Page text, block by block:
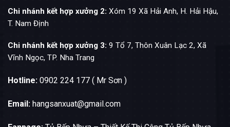
Chi nhánh kết hợp xưởng 2: Xóm 19 Xã Hải Anh, H. Hải Hậu,
T. Nam Định
Chi nhánh kết hợp xưởng 3: 9 Tổ 7, Thôn Xuân Lạc 2, Xã
Vĩnh Ngọc, TP. Nha Trang
Hotline: 0902 224 177 ( Mr Sơn )
Email: hangsanxuat@gmail.com